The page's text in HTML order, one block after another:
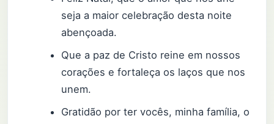
seja a maior celebração desta noite
abençoada.
Que a paz de Cristo reine em nossos
corações e fortaleça os laços que nos
unem.
Gratidão por ter vocês, minha família, o